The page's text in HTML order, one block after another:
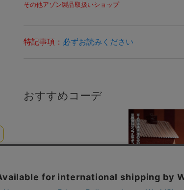
その他アゾン製品取扱いショップ
特記事項： 必ずお読みください
おすすめコーデ